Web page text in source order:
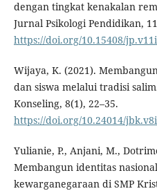
dengan tingkat kenakalan
Jurnal Psikologi Pendidikan,
https://doi.org/10.15408/
Wijaya, K. (2021).
dan siswa melalui tradisi
Konseling, 8(1), 22–35.
https://doi.org/10.24014/
Yulianie, P., Anjani, M.,
Membangun identitas
kewarganegaraan di SMP